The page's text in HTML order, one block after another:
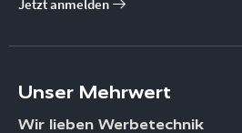
Jetzt anmelden
Unser Mehrwert
Wir lieben Werbetechnik